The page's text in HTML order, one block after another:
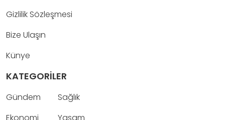
Gizlilik Sözleşmesi
Bize Ulaşın
Künye
KATEGORİLER
Gündem
Sağlık